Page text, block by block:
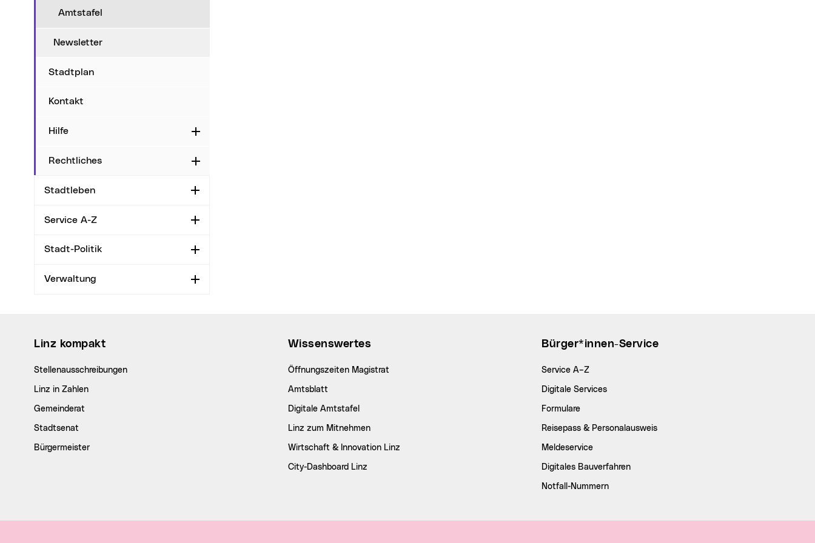
Amtstafel
Newsletter
Stadtplan
Kontakt
Hilfe Aufklappen
Rechtliches Aufklappen
Stadtleben Aufklappen
Service A-Z Aufklappen
Stadt-Politik Aufklappen
Verwaltung Aufklappen
Linz kompakt
Stellenausschreibungen
Linz in Zahlen
Gemeinderat
Stadtsenat
Bürgermeister
Wissenswertes
Öffnungszeiten Magistrat
Amtsblatt
Digitale Amtstafel
Linz zum Mitnehmen
Wirtschaft & Innovation Linz
City-Dashboard Linz
Bürger*innen-Service
Service A–Z
Digitale Services
Formulare
Reisepass & Personalausweis
Meldeservice
Digitales Bauverfahren
Notfall-Nummern